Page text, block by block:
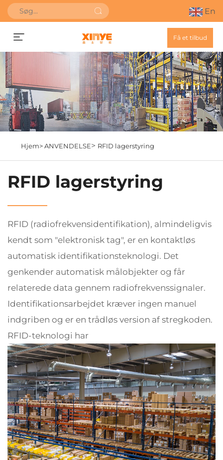
En
Få et tilbud
Hjem>ANVENDELSE> RFID lagerstyring
RFID lagerstyring
RFID (radiofrekvensidentifikation), almindeligvis
kendt som "elektronisk tag", er en kontaktløs
automatisk identifikationsteknologi. Det
genkender automatisk målobjekter og får
relaterede data gennem radiofrekvenssignaler.
Identifikationsarbejdet kræver ingen manuel
indgriben og er en trådløs version af stregkoden.
RFID-teknologi har